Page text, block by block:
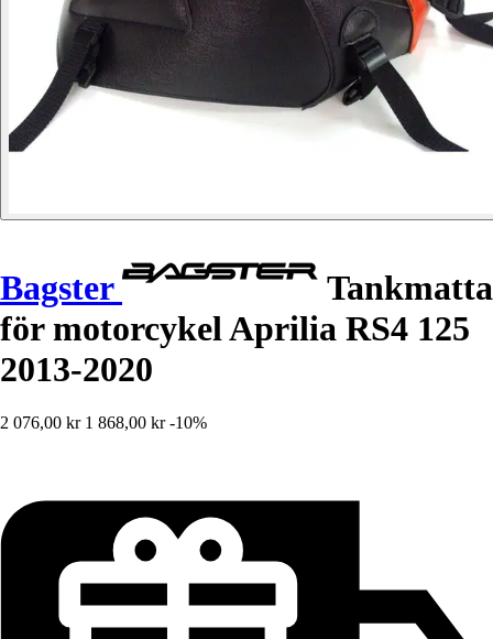
Bagster
Tankmatta
för motorcykel Aprilia RS4 125
2013-2020
2 076,00 kr 1 868,00 kr -10%